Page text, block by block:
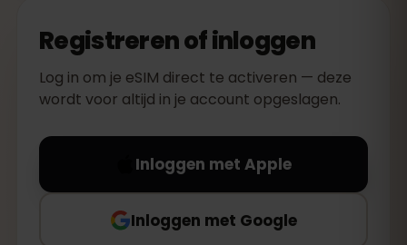
Registreren of inloggen
Log in om je eSIM direct te activeren — deze
wordt voor altijd in je account opgeslagen.
Inloggen met Apple
Inloggen met Google